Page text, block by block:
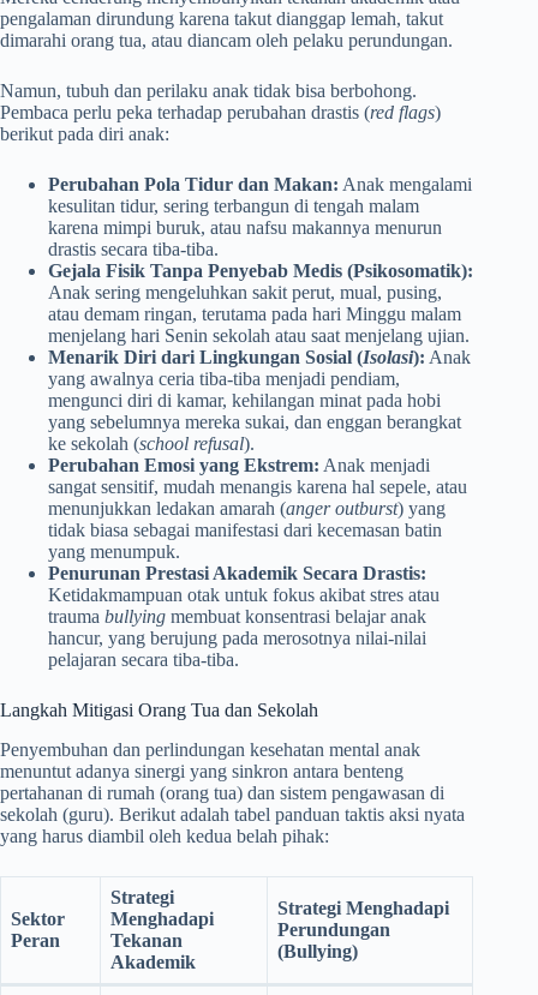
pengalaman dirundung karena takut dianggap lemah, takut
dimarahi orang tua, atau diancam oleh pelaku perundungan.
Namun, tubuh dan perilaku anak tidak bisa berbohong.
Pembaca perlu peka terhadap perubahan drastis (red flags)
berikut pada diri anak:
Perubahan Pola Tidur dan Makan: Anak mengalami
kesulitan tidur, sering terbangun di tengah malam
karena mimpi buruk, atau nafsu makannya menurun
drastis secara tiba-tiba.
Gejala Fisik Tanpa Penyebab Medis (Psikosomatik):
Anak sering mengeluhkan sakit perut, mual, pusing,
atau demam ringan, terutama pada hari Minggu malam
menjelang hari Senin sekolah atau saat menjelang ujian.
Menarik Diri dari Lingkungan Sosial (Isolasi): Anak
yang awalnya ceria tiba-tiba menjadi pendiam,
mengunci diri di kamar, kehilangan minat pada hobi
yang sebelumnya mereka sukai, dan enggan berangkat
ke sekolah (school refusal).
Perubahan Emosi yang Ekstrem: Anak menjadi
sangat sensitif, mudah menangis karena hal sepele, atau
menunjukkan ledakan amarah (anger outburst) yang
tidak biasa sebagai manifestasi dari kecemasan batin
yang menumpuk.
Penurunan Prestasi Akademik Secara Drastis:
Ketidakmampuan otak untuk fokus akibat stres atau
trauma bullying membuat konsentrasi belajar anak
hancur, yang berujung pada merosotnya nilai-nilai
pelajaran secara tiba-tiba.
Langkah Mitigasi Orang Tua dan Sekolah
Penyembuhan dan perlindungan kesehatan mental anak
menuntut adanya sinergi yang sinkron antara benteng
pertahanan di rumah (orang tua) dan sistem pengawasan di
sekolah (guru). Berikut adalah tabel panduan taktis aksi nyata
yang harus diambil oleh kedua belah pihak:
Sektor
Peran
Strategi
Menghadapi
Tekanan
Akademik
Strategi Menghadapi
Perundungan
(Bullying)